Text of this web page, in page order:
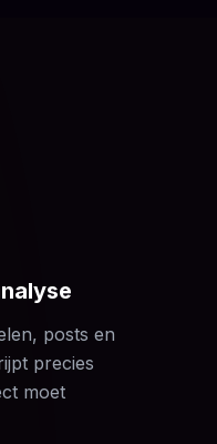
posts en
precies
moet